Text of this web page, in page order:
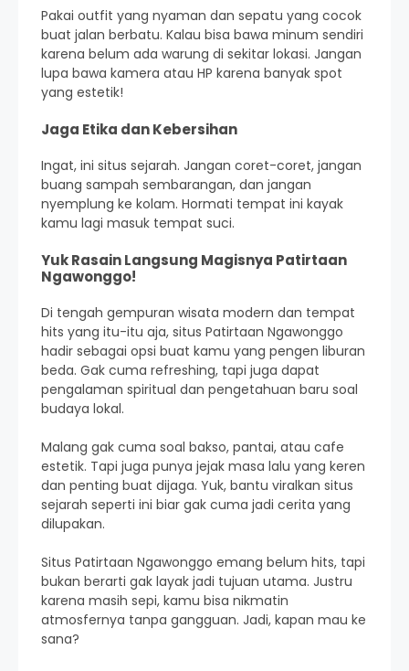
Pakai outfit yang nyaman dan sepatu yang cocok
buat jalan berbatu. Kalau bisa bawa minum sendiri
karena belum ada warung di sekitar lokasi. Jangan
lupa bawa kamera atau HP karena banyak spot
yang estetik!
Jaga Etika dan Kebersihan
Ingat, ini situs sejarah. Jangan coret-coret, jangan
buang sampah sembarangan, dan jangan
nyemplung ke kolam. Hormati tempat ini kayak
kamu lagi masuk tempat suci.
Yuk Rasain Langsung Magisnya Patirtaan
Ngawonggo!
Di tengah gempuran wisata modern dan tempat
hits yang itu-itu aja, situs Patirtaan Ngawonggo
hadir sebagai opsi buat kamu yang pengen liburan
beda. Gak cuma refreshing, tapi juga dapat
pengalaman spiritual dan pengetahuan baru soal
budaya lokal.
Malang gak cuma soal bakso, pantai, atau cafe
estetik. Tapi juga punya jejak masa lalu yang keren
dan penting buat dijaga. Yuk, bantu viralkan situs
sejarah seperti ini biar gak cuma jadi cerita yang
dilupakan.
Situs Patirtaan Ngawonggo emang belum hits, tapi
bukan berarti gak layak jadi tujuan utama. Justru
karena masih sepi, kamu bisa nikmatin
atmosfernya tanpa gangguan. Jadi, kapan mau ke
sana?